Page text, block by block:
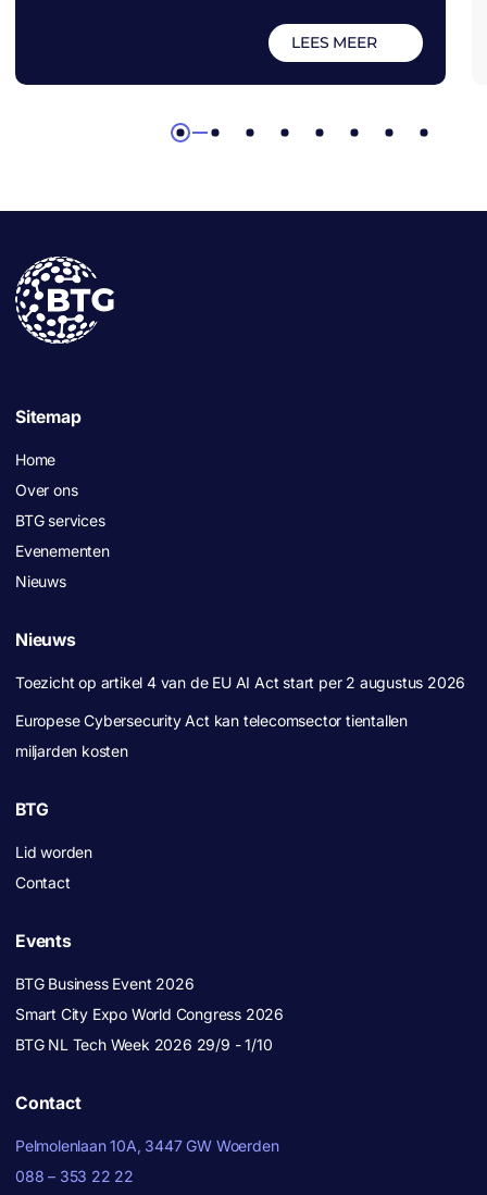
LEES MEER
1 2 3 4 5 6 7 8
Sitemap
Home
Over ons
BTG services
Evenementen
Nieuws
Nieuws
Toezicht op artikel 4 van de EU AI Act start per 2 augustus 2026
Europese Cybersecurity Act kan telecomsector tientallen
miljarden kosten
BTG
Lid worden
Contact
Events
BTG Business Event 2026
Smart City Expo World Congress 2026
BTG NL Tech Week 2026 29/9 - 1/10
Contact
Pelmolenlaan 10A, 3447 GW Woerden
088 – 353 22 22